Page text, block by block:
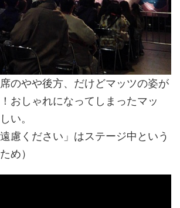
のやや後方、だけどマッツの姿が
おしゃれになってしまったマッ
い。
慮ください」はステージ中という
め）